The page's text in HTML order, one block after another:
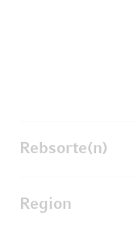
Rebsorte(n)
Region